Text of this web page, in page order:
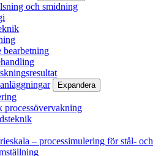
och smidning
bearbetning
Expandera
processövervakning
– processimulering för stål- och